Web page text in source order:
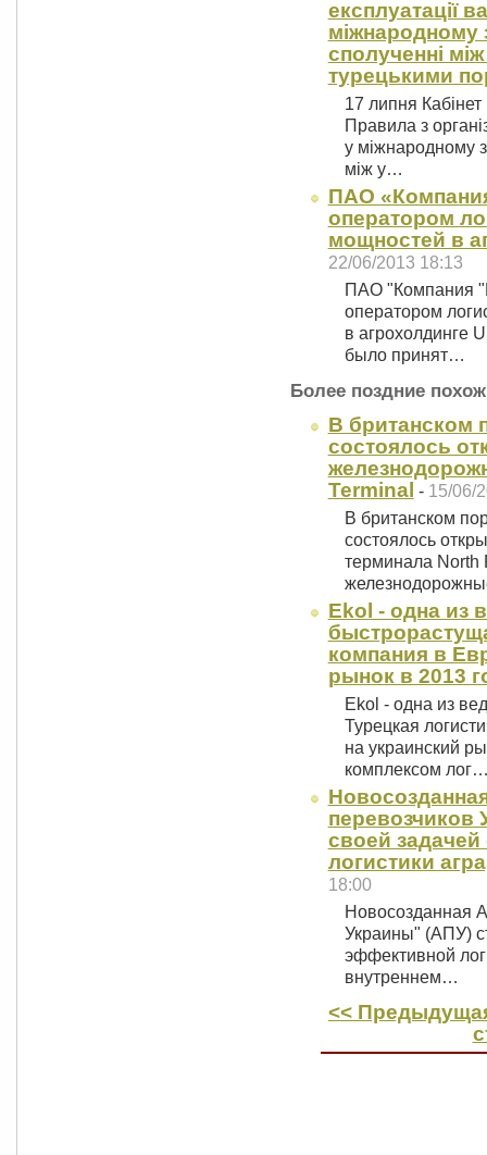
експлуатації
міжнародному
сполученні
турецькими
17 липня Кабінет
Правила з
у міжнародному
між у…
ПАО
оператором
мощностей в
22/06/2013 18:13
ПАО "Компания
оператором
в агрохолдинге
было принят…
Более поздние
В британском
состоялось
Terminal - 15/06/
В британском
состоялось
терминала North
Ekol - одна из
компания в
рынок в 2013
Ekol - одна из
Турецкая
на украинский
комплексом
перевозчиков
своей
логистики
18:00
Новосозданная
Украины" (АПУ)
эффективной
внутреннем…
<<